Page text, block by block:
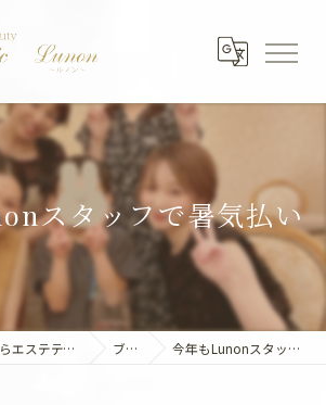
スタッフで暑気払い
前橋市のエステならエステティック～Lunon～ ブログ 今年もLunonスタッフで暑気払い